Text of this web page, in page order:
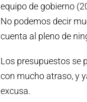
equipo de gobierno
No podemos decir
cuenta al pleno de
Los presupuestos se
con mucho atraso, y
excusa.